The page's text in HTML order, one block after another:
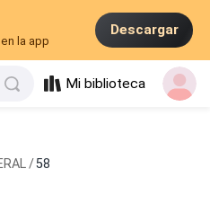
la app
Descargar
Mi biblioteca
/58